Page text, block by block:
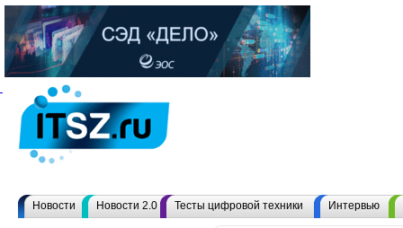
Новости Новости 2.0 Тесты цифровой техники Интервью